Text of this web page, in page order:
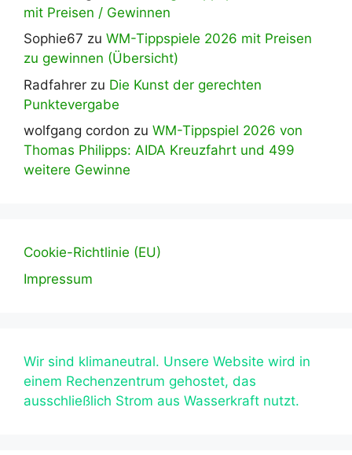
mit Preisen / Gewinnen
Sophie67 zu WM-Tippspiele 2026 mit Preisen
zu gewinnen (Übersicht)
Radfahrer zu Die Kunst der gerechten
Punktevergabe
wolfgang cordon zu WM-Tippspiel 2026 von
Thomas Philipps: AIDA Kreuzfahrt und 499
weitere Gewinne
Cookie-Richtlinie (EU)
Impressum
Wir sind klimaneutral. Unsere Website wird in
einem Rechenzentrum gehostet, das
ausschließlich Strom aus Wasserkraft nutzt.